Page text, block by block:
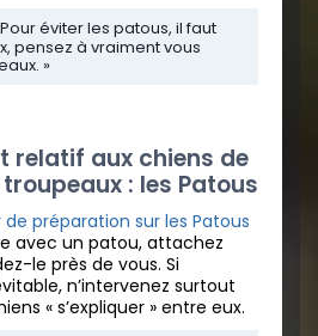
éviter les patous, il faut
pensez à vraiment vous
»
relatif aux chiens de
: les Patous
de préparation sur les Patous
avec un patou, attachez
le près de vous. Si
n’intervenez surtout
« s’expliquer » entre eux.